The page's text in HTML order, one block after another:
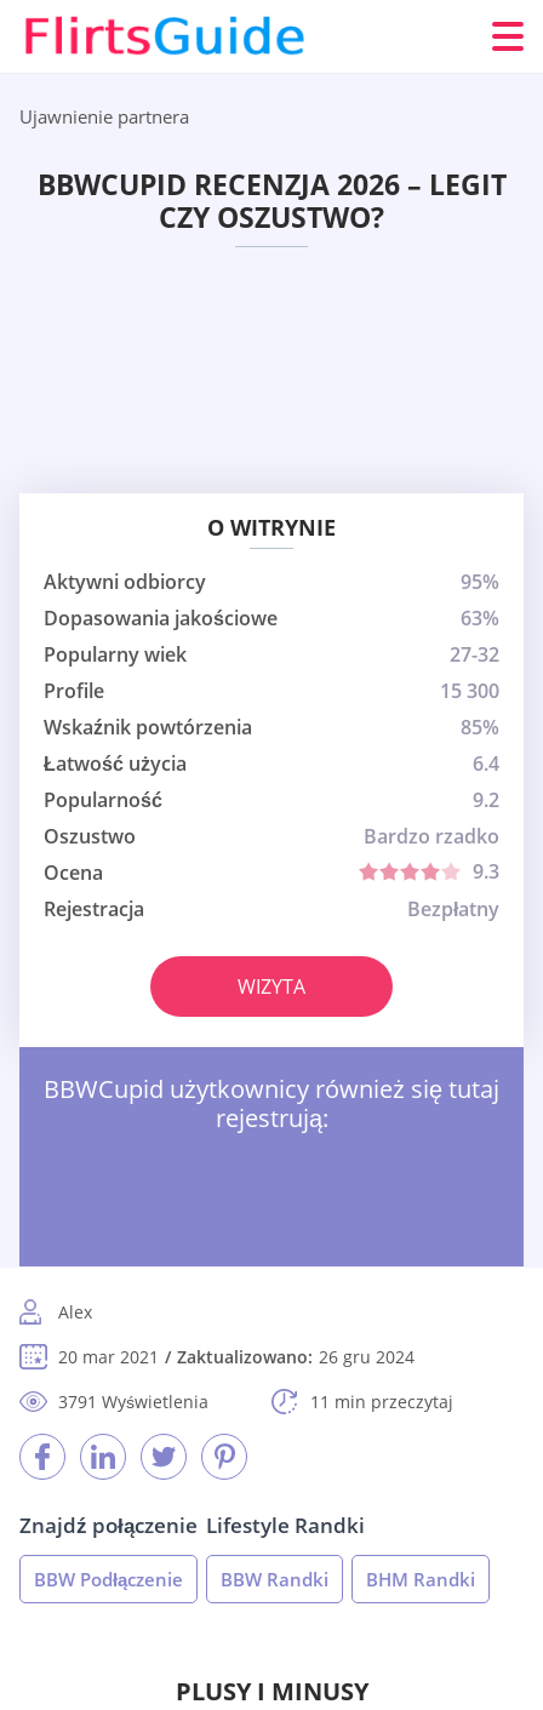
Ujawnienie partnera
BBWCUPID RECENZJA 2026 – LEGIT
CZY OSZUSTWO?
O WITRYNIE
Aktywni odbiorcy
95%
Dopasowania jakościowe
63%
Popularny wiek
27-32
Profile
15 300
Wskaźnik powtórzenia
85%
Łatwość użycia
6.4
Popularność
9.2
Oszustwo
Bardzo rzadko
Ocena
9.3
Rejestracja
Bezpłatny
WIZYTA
BBWCupid użytkownicy również się tutaj
rejestrują:
Alex
20 mar 2021
Zaktualizowano: 26 gru 2024
3791 Wyświetlenia
11 min przeczytaj
Znajdź połączenie
BBW Podłączenie
Lifestyle Randki
BBW Randki BHM Randki
PLUSY I MINUSY